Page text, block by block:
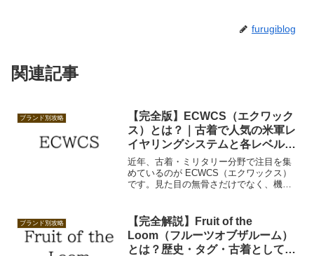
furugiblog
関連記事
ブランド別攻略
【完全版】ECWCS（エクワック
ス）とは？｜古着で人気の米軍レ
イヤリングシステムと各レベルの
特徴を徹底解説
近年、古着・ミリタリー分野で注目を集
めているのが ECWCS（エクワックス）
です。見た目の無骨さだけでなく、機能
は、基礎から、各レベル（Level1〜7）の
役割と特徴までを解説します。
ブランド別攻略
【完全解説】Fruit of the
Loom（フルーツオブザルーム）
とは？歴史・タグ・古着としての